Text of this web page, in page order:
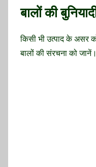
बालों की
किसी भी उत्पाद के असर
बालों की संरचना को जानें।